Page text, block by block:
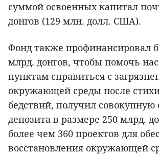
суммой освоенных капитал
донгов (129 млн. долл. США).
Фонд также профинансировал
млрд. донгов, чтобы помочь
пунктам справиться с
окружающей среды после
бедствий, получил совокупную
депозита в размере 250 млрд.
более чем 360 проектов для
восстановления окружающей